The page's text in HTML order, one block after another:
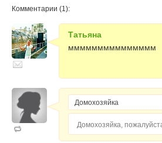
Комментарии (1):
Татьяна
ммммммммммммммм